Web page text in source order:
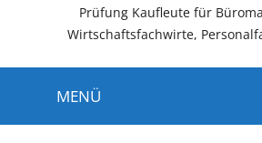
Prüfung Kaufleute für
Wirtschaftsfachwirte,
MENÜ